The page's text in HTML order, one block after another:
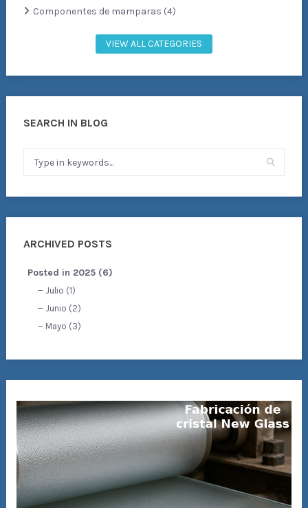
Componentes de mamparas (4)
VIEW ALL CATEGORIES
SEARCH IN BLOG
ARCHIVED POSTS
Posted in 2025 (6)
Julio (1)
Junio (2)
Mayo (3)